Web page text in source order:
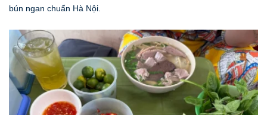
bún ngan chuẩn Hà Nội.